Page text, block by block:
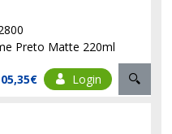
Preto Matte 220ml
Login